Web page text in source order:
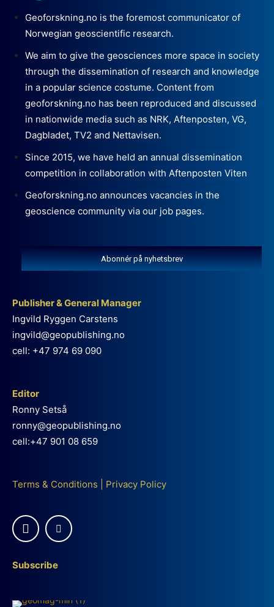
Geoforskning.no is the foremost communicator of
Norwegian geoscientific research.
We aim to give the geosciences more space in society
through the dissemination of research and knowledge
in a popular science costume. Content from
geoforskning.no has been reproduced and discussed
in nationwide media such as NRK, Aftenposten, VG,
Dagbladet, TV2 and Nettavisen.
Since 2015, we have held an annual dissemination
competition in collaboration with Aftenposten Viten
Geoforskning.no announces vacancies in the
geoscience community via our job pages.
Abonnér på nyhetsbrev
Publisher & General Manager
Ingvild Ryggen Carstens
ingvild@geopublishing.no
cell: +47 974 69 090
Editor
Ronny Setså
ronny@geopublishing.no
cell:+47 901 08 659
Terms & Conditions Privacy Policy
Subscribe